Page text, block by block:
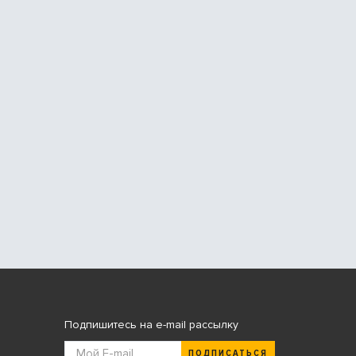
Подпишитесь на e-mail рассылку
ПОДПИСАТЬСЯ